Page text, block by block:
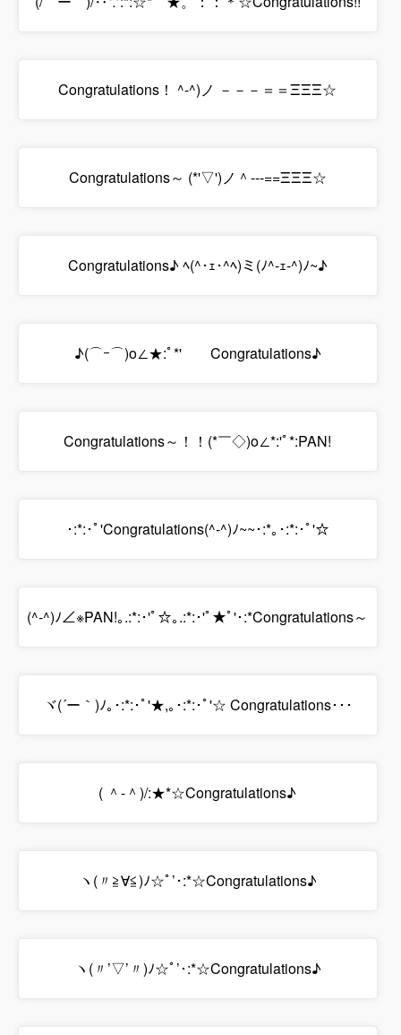
Congratulations！ ^-^)ノ －－－＝＝ΞΞΞ☆
Congratulations～ (*'▽')ノ＾---==ΞΞΞ☆
Congratulations♪ ﾍ(^･ｪ･^ﾍ)ミ(ﾉ^-ｪ-^)ﾉ~♪
♪(⌒ｰ⌒)o∠★:ﾟ*' Congratulations♪
Congratulations～！！(*￣◇)o∠*:'ﾟ*:PAN!
･:*:･ﾟ'Congratulations(^-^)ﾉ~~･:*｡･:*:･ﾟ'☆
(^-^)ﾉ∠※PAN!｡.:*:･'ﾟ☆｡.:*:･'ﾟ★ﾟ'･:*Congratulations～
ヾ(´ー｀)ﾉ｡･:*:･ﾟ'★,｡･:*:･ﾟ'☆ Congratulations･･･
( ＾-＾)/:★*☆Congratulations♪
ヽ(〃≧∀≦)ﾉ☆ﾟ’･:*☆Congratulations♪
ヽ(〃’▽’〃)ﾉ☆ﾟ’･:*☆Congratulations♪